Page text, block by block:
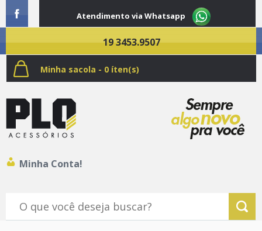
Atendimento via Whatsapp
19 3453.9507
Minha sacola - 0 íten(s)
Minha Conta!